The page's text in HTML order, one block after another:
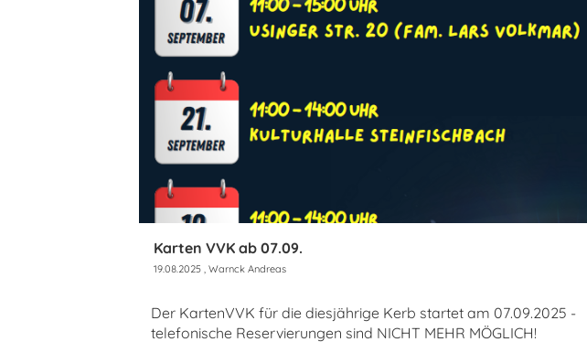
Karten VVK ab 07.09.
19.08.2025 , Warnck Andreas
Der KartenVVK für die diesjährige Kerb startet am 07.09.2025 -
telefonische Reservierungen sind NICHT MEHR MÖGLICH!